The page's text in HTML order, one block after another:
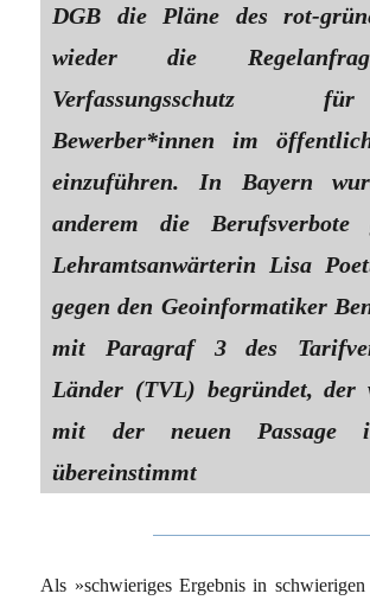
DGB die Pläne des rot-
wieder die
Verfassungsschutz
Bewerber*innen im
einzuführen. In Bayern
anderem die Berufsverbote
Lehramtsanwärterin Lisa
gegen den Geoinformatiker
mit Paragraf 3 des
Länder (TVL) begründet, der
mit der neuen Passage
übereinstimmt
Als »schwieriges Ergebnis in